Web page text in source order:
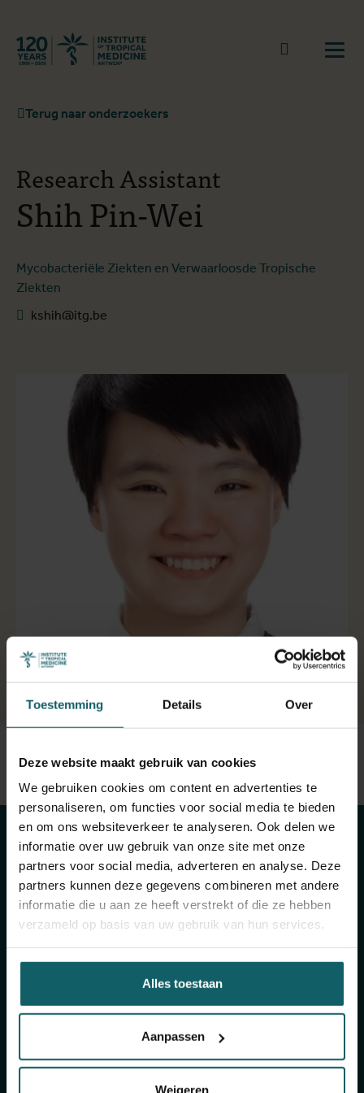
Toestemming Details Over
Deze website maakt gebruik van cookies
We gebruiken cookies om content en advertenties te
personaliseren, om functies voor social media te bieden
en om ons websiteverkeer te analyseren. Ook delen we
informatie over uw gebruik van onze site met onze
partners voor social media, adverteren en analyse. Deze
partners kunnen deze gegevens combineren met andere
informatie die u aan ze heeft verstrekt of die ze hebben
verzameld op basis van uw gebruik van hun services.
Alles toestaan
Aanpassen
Weigeren
Terug naar start
Naar
Terug naar onderzoekers
Shih Pin-Wei
Research Assistant
Mycobacteriële Ziekten en Verwaarloosde Tropische
Ziekten
kshih@itg.be
Selecteer een tabblad
Bekijk volledige lijst van publicaties
View full fingerprint
Bekijk volledige lijst met projecten
Blijf op de hoogte
van onze
activiteiten
Schrijf je in voor onze algemene nieuwsbrief en
fondsenwerving, om (twee)maandelijkse updates
te ontvangen over ons onderzoek, projecten,
opleidingen, en nog veel meer!